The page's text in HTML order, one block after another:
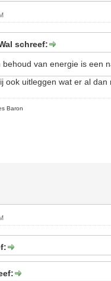
schreef:
behoud van energie is een
ook uitleggen wat er al
Baron